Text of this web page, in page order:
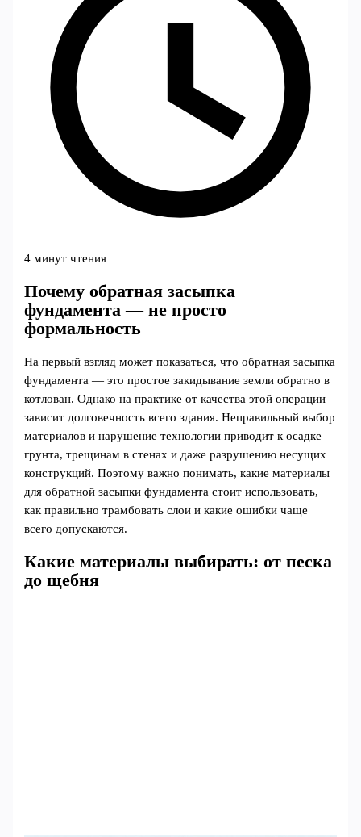
4 минут чтения
Почему обратная засыпка
фундамента — не просто
формальность
На первый взгляд может показаться, что обратная засыпка
фундамента — это простое закидывание земли обратно в
котлован. Однако на практике от качества этой операции
зависит долговечность всего здания. Неправильный выбор
материалов и нарушение технологии приводит к осадке
грунта, трещинам в стенах и даже разрушению несущих
конструкций. Поэтому важно понимать, какие материалы
для обратной засыпки фундамента стоит использовать,
как правильно трамбовать слои и какие ошибки чаще
всего допускаются.
Какие материалы выбирать: от песка
до щебня